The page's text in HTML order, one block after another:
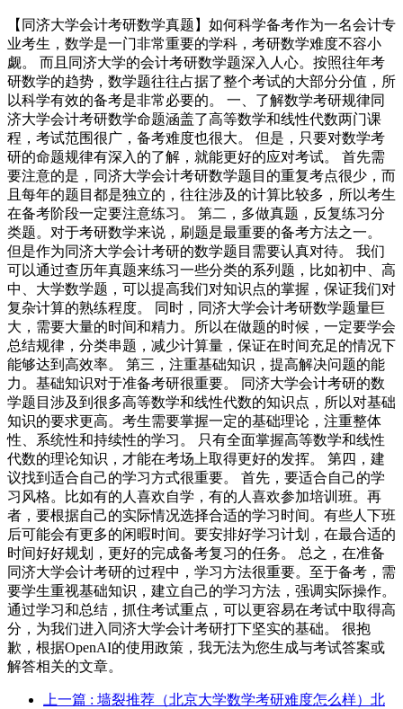
【同济大学会计考研数学真题】如何科学备考作为一名会计专
业考生，数学是一门非常重要的学科，考研数学难度不容小
觑。 而且同济大学的会计考研数学题深入人心。按照往年考
研数学的趋势，数学题往往占据了整个考试的大部分分值，所
以科学有效的备考是非常必要的。 一、了解数学考研规律同
济大学会计考研数学命题涵盖了高等数学和线性代数两门课
程，考试范围很广，备考难度也很大。 但是，只要对数学考
研的命题规律有深入的了解，就能更好的应对考试。 首先需
要注意的是，同济大学会计考研数学题目的重复考点很少，而
且每年的题目都是独立的，往往涉及的计算比较多，所以考生
在备考阶段一定要注意练习。 第二，多做真题，反复练习分
类题。对于考研数学来说，刷题是最重要的备考方法之一。
但是作为同济大学会计考研的数学题目需要认真对待。 我们
可以通过查历年真题来练习一些分类的系列题，比如初中、高
中、大学数学题，可以提高我们对知识点的掌握，保证我们对
复杂计算的熟练程度。 同时，同济大学会计考研数学题量巨
大，需要大量的时间和精力。所以在做题的时候，一定要学会
总结规律，分类串题，减少计算量，保证在时间充足的情况下
能够达到高效率。 第三，注重基础知识，提高解决问题的能
力。基础知识对于准备考研很重要。 同济大学会计考研的数
学题目涉及到很多高等数学和线性代数的知识点，所以对基础
知识的要求更高。考生需要掌握一定的基础理论，注重整体
性、系统性和持续性的学习。 只有全面掌握高等数学和线性
代数的理论知识，才能在考场上取得更好的发挥。 第四，建
议找到适合自己的学习方式很重要。 首先，要适合自己的学
习风格。比如有的人喜欢自学，有的人喜欢参加培训班。再
者，要根据自己的实际情况选择合适的学习时间。有些人下班
后可能会有更多的闲暇时间。要安排好学习计划，在最合适的
时间好好规划，更好的完成备考复习的任务。 总之，在准备
同济大学会计考研的过程中，学习方法很重要。至于备考，需
要学生重视基础知识，建立自己的学习方法，强调实际操作。
通过学习和总结，抓住考试重点，可以更容易在考试中取得高
分，为我们进入同济大学会计考研打下坚实的基础。 很抱
歉，根据OpenAI的使用政策，我无法为您生成与考试答案或
解答相关的文章。
上一篇 : 墙裂推荐（北京大学数学考研难度怎么样）北